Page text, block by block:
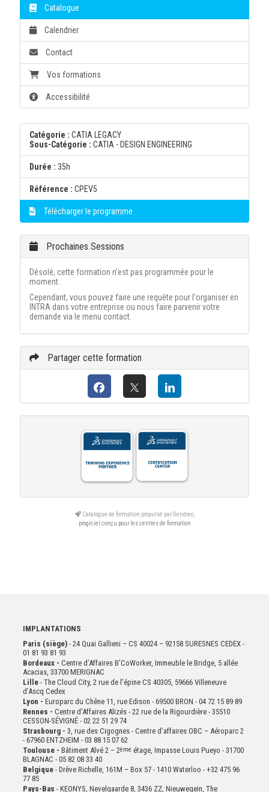
Catalogue
Calendrier
Contact
Vos formations
Accessibilité
Catégorie : CATIA LEGACY
Sous-Catégorie : CATIA - DESIGN ENGINEERING
Durée : 35h
Référence : CPEV5
Télécharger le programme
Prochaines Sessions
Désolé, cette formation n'est pas programmée pour le
moment.
Cependant, vous pouvez faire une requête pour l'organiser en
INTRA dans votre entreprise ou nous faire parvenir votre
demande via le menu contact.
Partager cette formation
Catalogue de formation propulsé par Dendreo,
progiciel conçu pour les centres de formation
IMPLANTATIONS
Paris (siège) - 24 Quai Gallieni – CS 40024 – 92158 SURESNES CEDEX -
01 81 93 81 93
Bordeaux - Centre d’Affaires B’CoWorker, Immeuble le Bridge, 5 allée
Acacias, 33700 MERIGNAC
Lille- The Cloud City, 2 rue de l’épine CS 40305, 59666 Villeneuve
d’Ascq Cedex
Lyon - Europarc du Chêne 11, rue Edison - 69500 BRON - 04 72 15 89 89
Rennes - Centre d'Affaires Alizés - 22 rue de la Rigourdière - 35510
CESSON-SÉVIGNÉ - 02 22 51 29 74
Strasbourg - 3, rue des Cigognes - Centre d’affaires OBC – Aéroparc 2
- 67960 ENTZHEIM - 03 88 15 07 62
Toulouse - Bâtiment Alvé 2 – 2ème étage, Impasse Louis Pueyo - 31700
BLAGNAC - 05 82 08 33 40
Belgique- Drève Richelle, 161M – Box 57 - 1410 Waterloo - +32 475 96
77 85
Pays-Bas - KEONYS, Nevelgaarde 8, 3436 ZZ, Nieuwegein, The